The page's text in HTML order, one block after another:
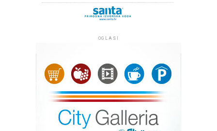
zdravlju mozga kroz prehranu, a dugoročna dosljednost
u unosu kvalitetnih namirnica daje najbolje rezultate.
OGLASI